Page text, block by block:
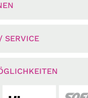
SERVICE